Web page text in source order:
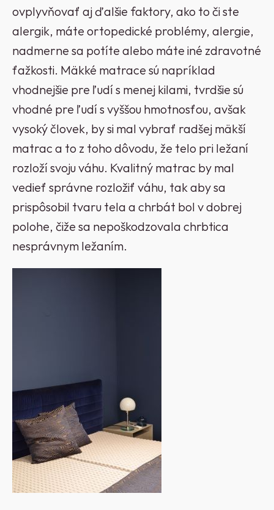
ovplyvňovať aj ďalšie faktory, ako to či ste
alergik, máte ortopedické problémy, alergie,
nadmerne sa potíte alebo máte iné zdravotné
ťažkosti. Mäkké matrace sú napríklad
vhodnejšie pre ľudí s menej kilami, tvrdšie sú
vhodné pre ľudí s vyššou hmotnosťou, avšak
vysoký človek, by si mal vybrať radšej mäkší
matrac a to z toho dôvodu, že telo pri ležaní
rozloží svoju váhu. Kvalitný matrac by mal
vedieť správne rozložiť váhu, tak aby sa
prispôsobil tvaru tela a chrbát bol v dobrej
polohe, čiže sa nepoškodzovala chrbtica
nesprávnym ležaním.